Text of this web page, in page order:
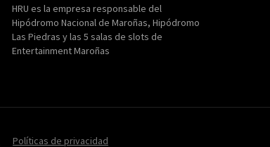
HRU es la empresa responsable del
Hipódromo Nacional de Maroñas, Hipódromo
Las Piedras y las 5 salas de slots de
Entertainment Maroñas
Políticas de privacidad